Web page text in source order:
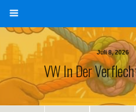
Juli 8, 2026
VW In Der